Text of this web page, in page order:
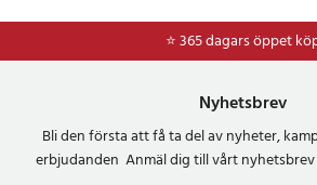
⭐ 365 dagars öppet
⭐Frakt 49kr *
Nyhetsbrev
Bli den första att få ta del av nyheter,
erbjudanden Anmäl dig till vårt nyhetsbrev